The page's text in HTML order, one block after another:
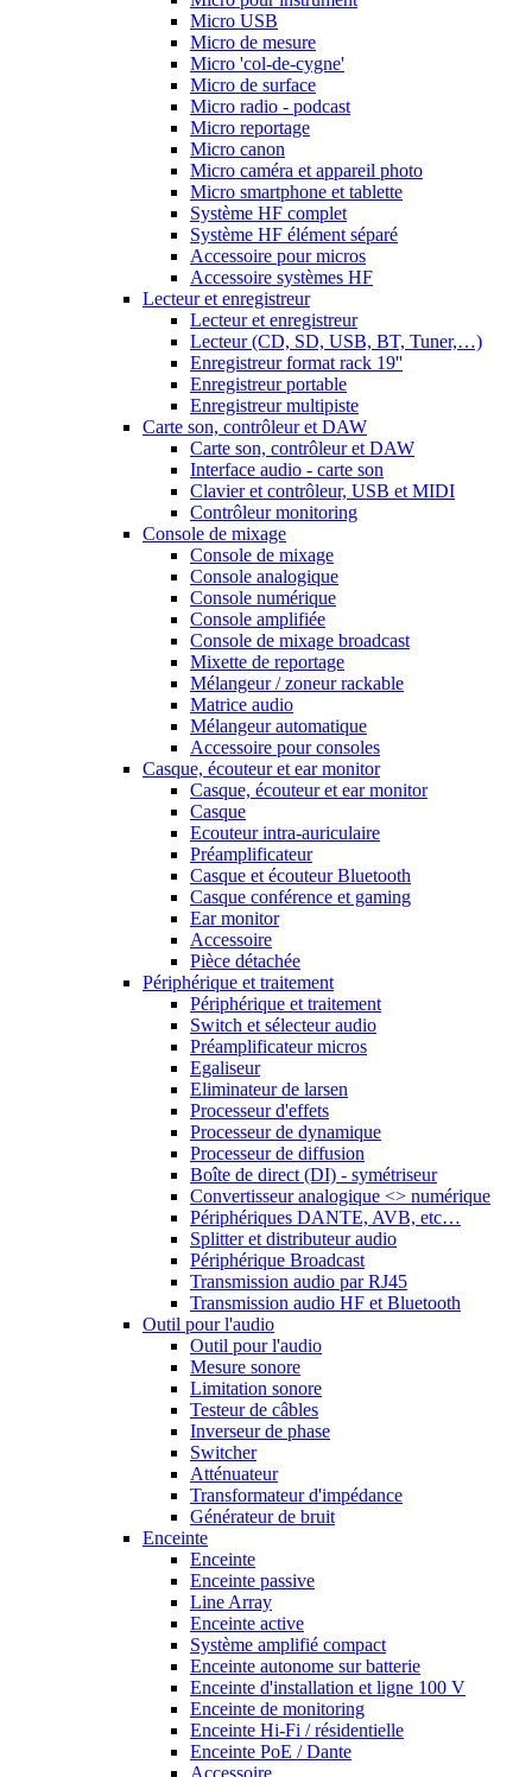
Micro USB
Micro de mesure
Micro 'col-de-cygne'
Micro de surface
Micro radio - podcast
Micro reportage
Micro canon
Micro caméra et appareil photo
Micro smartphone et tablette
Système HF complet
Système HF élément séparé
Accessoire pour micros
Accessoire systèmes HF
Lecteur et enregistreur
Lecteur et enregistreur
Lecteur (CD, SD, USB, BT, Tuner,…)
Enregistreur format rack 19''
Enregistreur portable
Enregistreur multipiste
Carte son, contrôleur et DAW
Carte son, contrôleur et DAW
Interface audio - carte son
Clavier et contrôleur, USB et MIDI
Contrôleur monitoring
Console de mixage
Console de mixage
Console analogique
Console numérique
Console amplifiée
Console de mixage broadcast
Mixette de reportage
Mélangeur / zoneur rackable
Matrice audio
Mélangeur automatique
Accessoire pour consoles
Casque, écouteur et ear monitor
Casque, écouteur et ear monitor
Casque
Ecouteur intra-auriculaire
Préamplificateur
Casque et écouteur Bluetooth
Casque conférence et gaming
Ear monitor
Accessoire
Pièce détachée
Périphérique et traitement
Périphérique et traitement
Switch et sélecteur audio
Préamplificateur micros
Egaliseur
Eliminateur de larsen
Processeur d'effets
Processeur de dynamique
Processeur de diffusion
Boîte de direct (DI) - symétriseur
Convertisseur analogique <> numérique
Périphériques DANTE, AVB, etc…
Splitter et distributeur audio
Périphérique Broadcast
Transmission audio par RJ45
Transmission audio HF et Bluetooth
Outil pour l'audio
Outil pour l'audio
Mesure sonore
Limitation sonore
Testeur de câbles
Inverseur de phase
Switcher
Atténuateur
Transformateur d'impédance
Générateur de bruit
Enceinte
Enceinte
Enceinte passive
Line Array
Enceinte active
Système amplifié compact
Enceinte autonome sur batterie
Enceinte d'installation et ligne 100 V
Enceinte de monitoring
Enceinte Hi-Fi / résidentielle
Enceinte PoE / Dante
Accessoire